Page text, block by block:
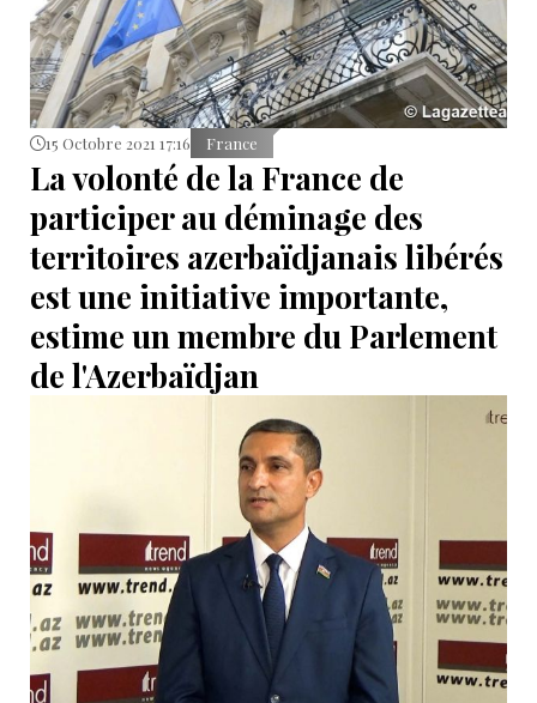
15 Octobre 2021 17:16 France
La volonté de la France de
participer au déminage des
territoires azerbaïdjanais libérés
est une initiative importante,
estime un membre du Parlement
de l'Azerbaïdjan